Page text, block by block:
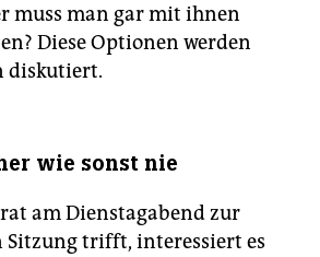
muss man gar mit ihnen
Diese Optionen werden
diskutiert.
wie sonst nie
am Dienstagabend zur
trifft, interessiert es